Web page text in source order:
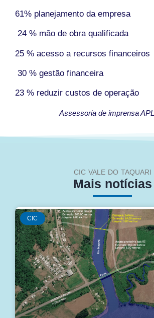
61% planejamento da empresa
24 % mão de obra qualificada
25 % acesso a recursos financeiros
30 % gestão financeira
23 % reduzir custos de operação
Assessoria de imprensa
CIC VALE DO TAQUARI
Mais notícias
CIC